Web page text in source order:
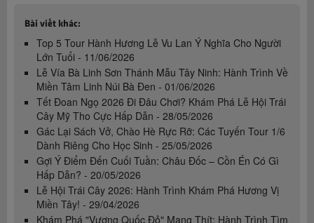
Bài viết khác:
Top 5 Tour Hành Hương Lễ Vu Lan Ý Nghĩa Cho Người
Lớn Tuổi - 11/06/2026
Lễ Vía Bà Linh Sơn Thánh Mẫu Tây Ninh: Hành Trình Về
Miền Tâm Linh Núi Bà Đen - 01/06/2026
Tết Đoan Ngọ 2026 Đi Đâu Chơi? Khám Phá Lễ Hội Trái
Cây Mỹ Tho Cực Hấp Dẫn - 28/05/2026
Gác Lại Sách Vở, Chào Hè Rực Rỡ: Các Tuyến Tour 1/6
Dành Riêng Cho Học Sinh - 25/05/2026
Gợi Ý Điểm Đến Cuối Tuần: Châu Đốc – Cồn Én Có Gì
Hấp Dẫn? - 20/05/2026
Lễ Hội Trái Cây 2026: Hành Trình Khám Phá Hương Vị
Miền Tây! - 29/04/2026
Khám Phá "Vương Quốc Đỏ" Mang Thít: Hành Trình Tìm